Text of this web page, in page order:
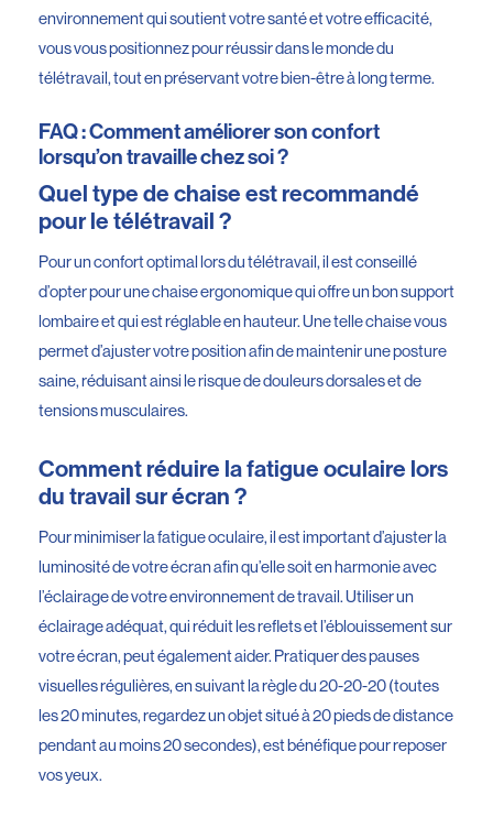
environnement qui soutient votre santé et votre efficacité,
vous vous positionnez pour réussir dans le monde du
télétravail, tout en préservant votre bien-être à long terme.
FAQ : Comment améliorer son confort
lorsqu’on travaille chez soi ?
Quel type de chaise est recommandé
pour le télétravail ?
Pour un confort optimal lors du télétravail, il est conseillé
d’opter pour une chaise ergonomique qui offre un bon support
lombaire et qui est réglable en hauteur. Une telle chaise vous
permet d’ajuster votre position afin de maintenir une posture
saine, réduisant ainsi le risque de douleurs dorsales et de
tensions musculaires.
Comment réduire la fatigue oculaire lors
du travail sur écran ?
Pour minimiser la fatigue oculaire, il est important d’ajuster la
luminosité de votre écran afin qu’elle soit en harmonie avec
l’éclairage de votre environnement de travail. Utiliser un
éclairage adéquat, qui réduit les reflets et l’éblouissement sur
votre écran, peut également aider. Pratiquer des pauses
visuelles régulières, en suivant la règle du 20-20-20 (toutes
les 20 minutes, regardez un objet situé à 20 pieds de distance
pendant au moins 20 secondes), est bénéfique pour reposer
vos yeux.